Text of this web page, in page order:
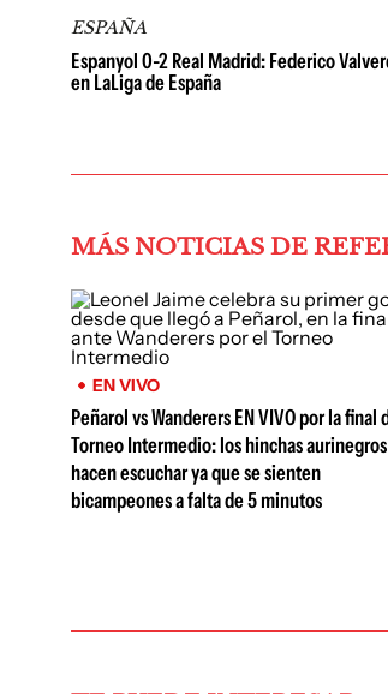
ESPAÑA
Espanyol 0-2 Real Madrid: Federico
en LaLiga de España
MÁS NOTICIAS DE
EN VIVO
Peñarol vs Wanderers EN VIVO por la final
Torneo Intermedio: los hinchas
hacen escuchar ya que se sienten
bicampeones a falta de 5 minutos